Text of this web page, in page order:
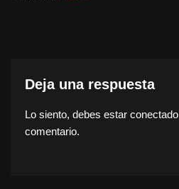
Deja una respuesta
Lo siento, debes estar conectado
comentario.